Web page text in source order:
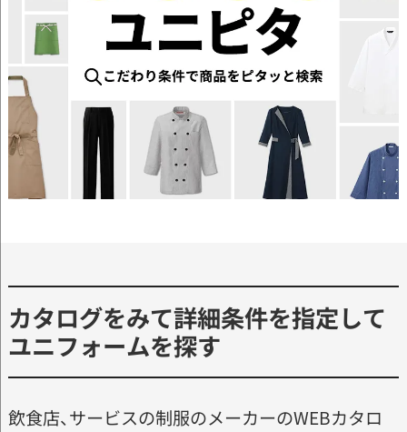
カタログをみて詳細条件を指定して
ユニフォームを探す
飲食店、サービスの制服のメーカーのWEBカタロ